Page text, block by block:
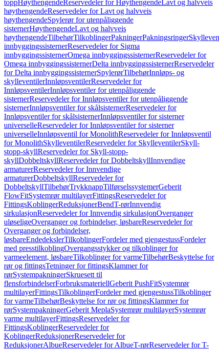
toppHøythengendeReservedeler for HøythengendeLavt og halvveis
høythengendeReservedeler for Lavt og halvveis
høythengendeSpylerør for utenpåliggende
sisternerHøythengendeLavt og halvveis
høythengendeTilbehørTilkoblingerPakningerPakningsringer
innbyggingssisternerReservedeler for Sigma
innbyggingssisternerOmega innbyggingssisternerReservedeler for
Omega innbyggingssisternerDelta innbyggingssisternerReservedeler
for Delta innbyggingssisternerSpylerørTilbehørInnløps- og
skylleventilerInnløpsventilerReservedeler for
InnløpsventilerInnløpsventiler for utenpåliggende
sisternerReservedeler for Innløpsventiler for utenpåliggende
sisternerInnløpsventiler for skålsisternerReservedeler for
Innløpsventiler for skålsisternerInnløpsventiler for sisterner
universelleReservedeler for Innløpsventiler for sisterner
universelleInnløpsventil for MonolithReservedeler for Innløpsventil
for MonolithSkylleventilerReservedeler for SkylleventilerSkyll-
stopp-skyllReservedeler for Skyll-stopp-
skyllDobbeltskyllReservedeler for DobbeltskyllInnvendige
armaturerReservedeler for Innvendige
armaturerDobbeltskyllReservedeler for
DobbeltskyllTilbehørTrykknappTilførselssystemerGeberit
FlowFitSystemrør multilayerFittingsReservedeler for
FittingsKoblingerReduksjonerBendT-rørInnvendig
sirkulasjonReservedeler for Innvendig sirkulasjonOverganger
uløseligeOverganger og forbindelser, løsbareReservedeler for
Overganger og forbindelser,
løsbareEndedekslerTilkoblingerFordeler med gjengestussFordeler
med presstilkoblingOvergangsstykker og tilkoblinger for
varmeelement, løsbareTilkoblinger for varmeTilbehørBeskyttelse for
rør og fittingsTetninger for fittingsKlammer for
rørSystempakningerSkruesett til
flensforbindelserForbruksmateriellGeberit PushFitSystemrør
multilayerFittingsTilkoblingerFordeler med gjengestussTilkoblinger
for varmeTilbehørBeskyttelse for rør og fittingsKlammer for
rørSystempakningerGeberit MeplaSystemrør multilayerSystemrør
varme multilayerFittingsReservedeler for
FittingsKoblingerReservedeler for
KoblingerReduksjonerReservedeler for
ReduksjonerAlbueReservedeler for AlbueT-rørReservedeler for T-